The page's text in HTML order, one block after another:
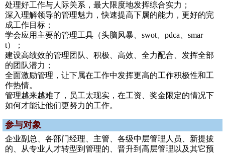
处理好工作与人际关系，最大限度地发挥综合实力；
深入理解领导的管理魅力，快速提高下属的能力，更好的完
成工作目标；
学会应用主要的管理工具（头脑风暴、swot、pdca、smar
t）；
建设高绩效的管理团队、积极、高效、全力配合、发挥全部
的团队潜力；
全面激励管理，让下属在工作中发挥更高的工作积极性和工
作热情。
管理越来越难了，员工太现实，在工资、奖金限定的情况下
如何才能让他们更努力的工作。
参与对象
企业副总、各部门经理、主管、各级中层管理人员、新提拔
的、从专业人才转型到管理的、晋升到高层管理以及其它预